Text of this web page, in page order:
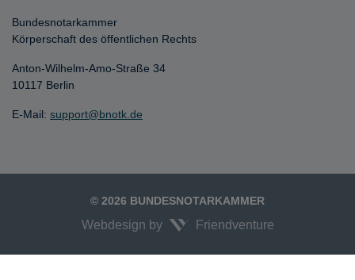
Bundesnotarkammer
Körperschaft des öffentlichen Rechts
Anton-Wilhelm-Amo-Straße 34
10117 Berlin
E-Mail: support@bnotk.de
© 2026 BUNDESNOTARKAMMER
Webdesign by Friendventure